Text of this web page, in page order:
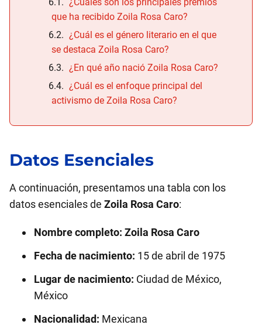
que ha recibido Zoila Rosa Caro?
¿Cuál es el género literario en el que
se destaca Zoila Rosa Caro?
¿En qué año nació Zoila Rosa Caro?
¿Cuál es el enfoque principal del
activismo de Zoila Rosa Caro?
Datos Esenciales
A continuación, presentamos una tabla con los
datos esenciales de Zoila Rosa Caro:
Nombre completo: Zoila Rosa Caro
Fecha de nacimiento: 15 de abril de 1975
Lugar de nacimiento: Ciudad de México,
México
Nacionalidad: Mexicana